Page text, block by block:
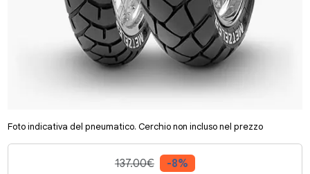
Foto indicativa del pneumatico. Cerchio non incluso nel prezzo
137.00€ -8%